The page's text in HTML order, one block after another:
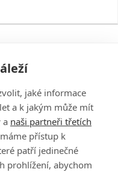
PŘIHLÁSIT
REGISTROVAT
jaké informace
a k jakým může mít
a naši partneři třetích
přístup k
patří jedinečné
prohlížení, abychom